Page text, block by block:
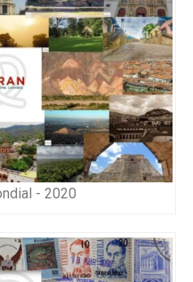
- 2020